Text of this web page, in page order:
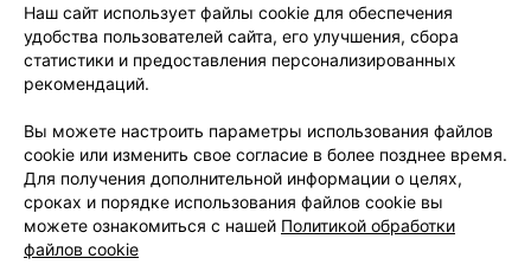
Вакансии
Партнеры
Написать руководителю 103.by
Обработка персональных данных
Наш сайт использует файлы cookie для обеспечения
удобства пользователей сайта, его улучшения, сбора
статистики и предоставления персонализированных
рекомендаций.
Вы можете настроить параметры использования файлов
cookie или изменить свое согласие в более позднее время.
Для получения дополнительной информации о целях,
сроках и порядке использования файлов cookie вы
можете ознакомиться с нашей Политикой обработки
файлов cookie